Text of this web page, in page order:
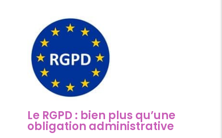
Le RGPD : bien plus qu’une
obligation administrative